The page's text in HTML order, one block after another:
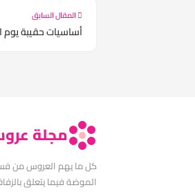
المقال السابق
أساسيات حقيبة يوم
مجلة
كل ما يهم العروس من
الموضة فيما يتعلق